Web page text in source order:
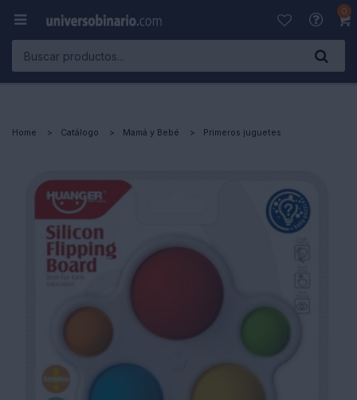
0

Home Catálogo Mamá y Bebé Primeros juguetes